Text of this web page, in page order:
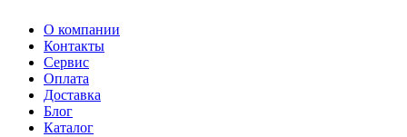
О компании
Контакты
Сервис
Оплата
Доставка
Блог
Каталог